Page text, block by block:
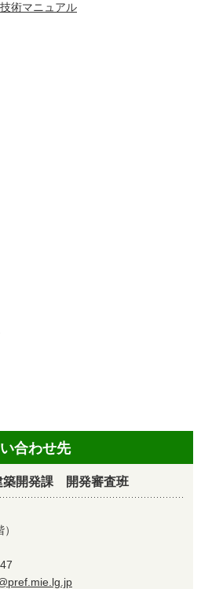
術マニュアル
合わせ先
開発課 開発審査班